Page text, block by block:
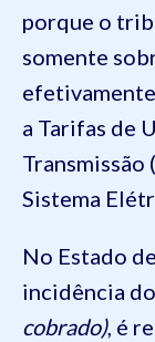
porque o
somente
a Tarifas de
Transmissão
Sistema
No Estado
incidência
cobrado), é